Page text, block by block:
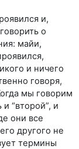
и,
о
майи,
и ничего
говоря,
мы говорим
“второй”, и
они все
другого не
термины